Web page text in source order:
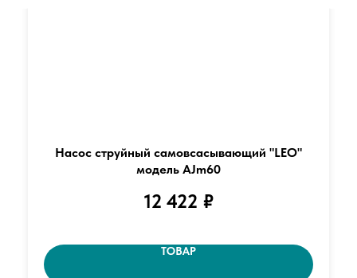
Насос струйный самовсасывающий "LEO"
модель AJm60
12 422 ₽
ТОВАР